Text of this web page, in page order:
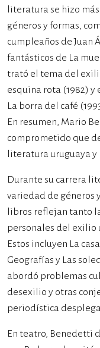
literatura se hizo
géneros y formas,
cumpleaños de Juan
fantásticos de La
trató el tema del
esquina rota (1982)
La borra del café
En resumen, Mario
comprometido que
literatura uruguaya
Durante su carrera
variedad de géneros
libros reflejan tanto
personales del exilio
Estos incluyen La
Geografías y Las
abordó problemas
desexilio y otras
periodística
En teatro, Benedetti